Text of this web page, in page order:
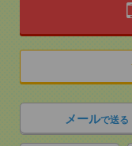
メールで送る